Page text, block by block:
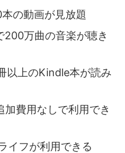
の動画が見放題
万曲の音楽が聴き
以上のKindle本が読み
費用なしで利用でき
イフが利用できる